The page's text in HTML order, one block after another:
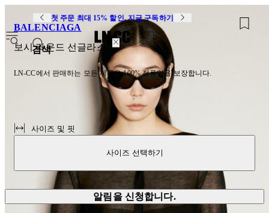
첫 주문 최대 15% 할인. 지금 구독하기
검색
0
BALENCIAGA
보시 라운드 선글라스
LN-CC에서 판매하는 모든 제품은 100% 정품임을 보장합니다.
사이즈 및 핏
사이즈 선택하기
알림을 신청합니다.